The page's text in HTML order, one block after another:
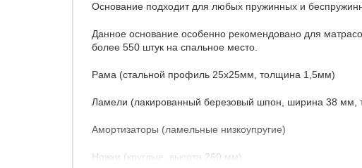
Основание подходит для любых пружинных и
Данное основание особенно рекомендовано для
более 550 штук на спальное место.
Рама (cтальной профиль 25х25мм, толщина 1,5мм)
Ламели (лакированный березовый шпон, ширина 38 мм,
Амортизаторы (ламельные низкоупругие)
Ножки (круглые, высота 260 мм)